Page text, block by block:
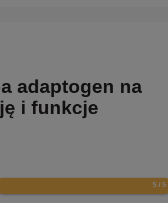
adaptogen na
i funkcje